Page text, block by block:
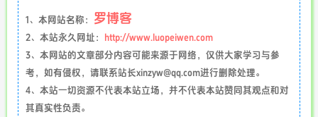
1、本网站名称： 罗博客
2、本站永久网址：
http://www.luopeiwen.com
3、本网站的文章部分内容可能来源于网络，仅供大家学习与参
考，如有侵权，请联系站长xinzyw@qq.com进行删除处理。
4、本站一切资源不代表本站立场，并不代表本站赞同其观点和对
其真实性负责。